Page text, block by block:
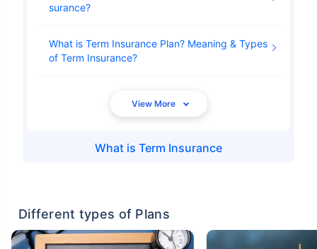
What is Term Insurance
surance
What is Term Insurance Plan? Meaning & Types
of Term Insurance
Different types of Plans